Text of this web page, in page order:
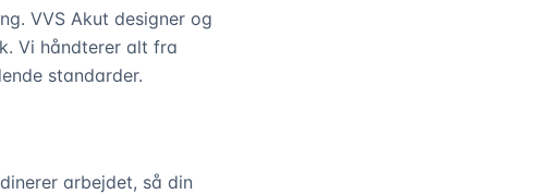
VVS Akut designer og
Vi håndterer alt fra
standarder.
arbejdet, så din